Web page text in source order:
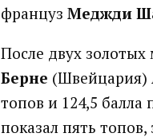
француз Меджди
После двух
Берне (Швейцария)
топов и 124,5 балла
показал пять